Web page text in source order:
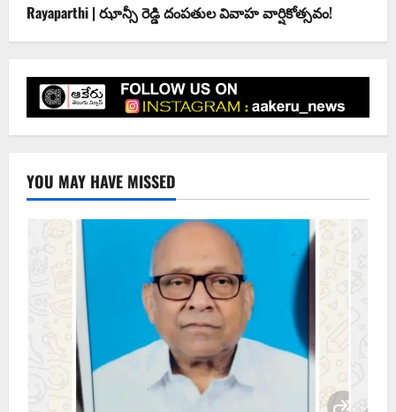
Rayaparthi | ఝాన్సీ రెడ్డి దంపతుల వివాహ వార్షికోత్సవం!
YOU MAY HAVE MISSED